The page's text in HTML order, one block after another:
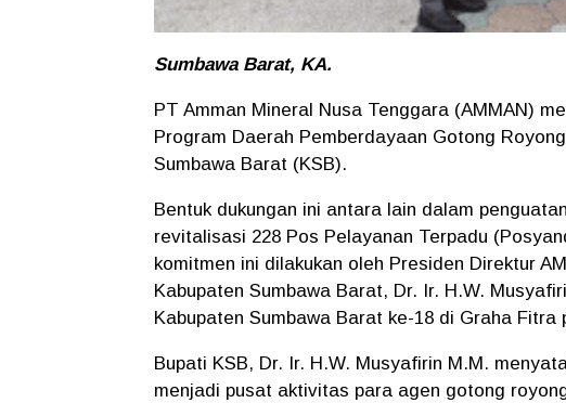
Sumbawa Barat, KA.
PT Amman Mineral Nusa Tenggara (AMMAN)
Program Daerah Pemberdayaan Gotong
Sumbawa Barat (KSB).
Bentuk dukungan ini antara lain dalam
revitalisasi 228 Pos Pelayanan Terpadu
komitmen ini dilakukan oleh Presiden Direktur
Kabupaten Sumbawa Barat, Dr. Ir. H.W.
Kabupaten Sumbawa Barat ke-18 di Graha Fitra
Bupati KSB, Dr. Ir. H.W. Musyafirin M.M.
menjadi pusat aktivitas para agen gotong